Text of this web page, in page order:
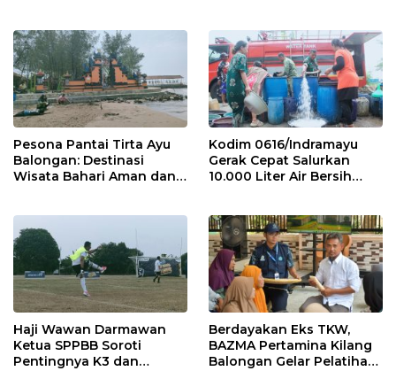
Pesona Pantai Tirta Ayu
Balongan: Destinasi
Wisata Bahari Aman dan
Kodim 0616/Indramayu
Gerak Cepat Salurkan
10.000 Liter Air Bersih
Haji Wawan Darmawan
Ketua SPPBB Soroti
Pentingnya K3 dan
Berdayakan Eks TKW,
BAZMA Pertamina Kilang
Balongan Gelar Pelatihan